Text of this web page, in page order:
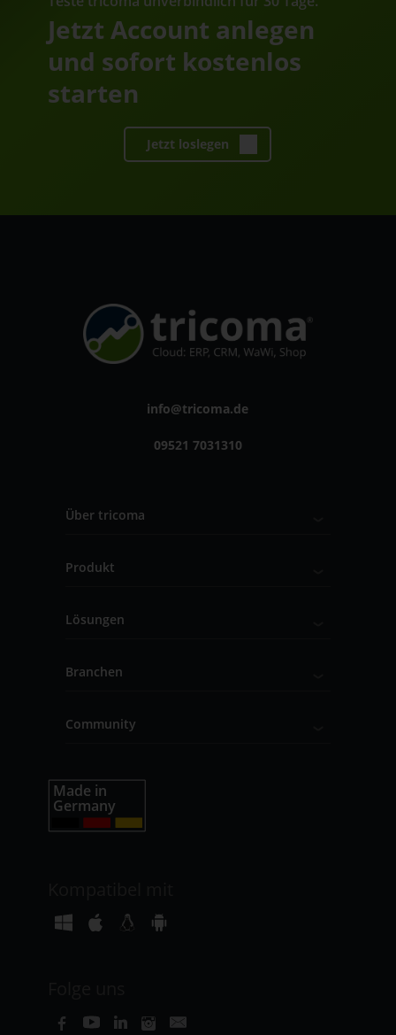
Jetzt Account anlegen
und sofort kostenlos
starten
Jetzt loslegen
info@tricoma.de
09521 7031310
Über tricoma
Produkt
Lösungen
Branchen
Community